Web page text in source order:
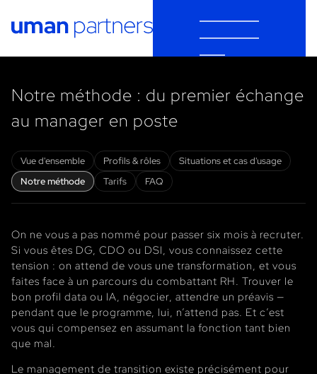
Notre méthode : du premier échange
au manager en poste
Vue d'ensemble Profils & rôles
Situations et cas d'usage
Notre méthode
Tarifs FAQ
On ne vous a pas nommé pour passer six mois à recruter.
Si vous êtes DG, CDO ou DSI, vous connaissez cette
tension : on attend de vous une transformation, et vous
faites face à un parcours du combattant RH. Trouver le
bon profil data ou IA, négocier, attendre un préavis —
pendant que le programme, lui, n’attend pas. Et c’est
vous qui compensez en assumant la fonction tant bien
que mal.
Le management de transition existe précisément pour